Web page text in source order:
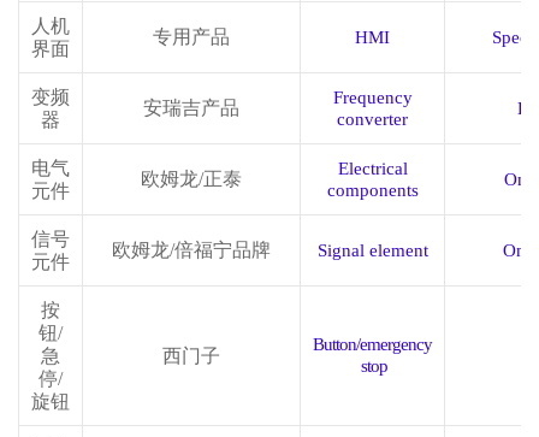
人机
界面
专用产品 HMI
变频
器
安瑞吉产品
Frequency
converter
电气
元件
欧姆龙/正泰
Electrical
components
信号
元件
欧姆龙/倍福宁品牌 Signal element
按
钮/
急
停/
旋钮
西门子
Button/emergency
stop